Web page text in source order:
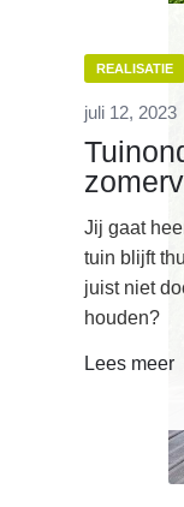
REALISATIE
juli 12, 2023
Jij gaat
tuin blijft
juist niet
houden?
Lees meer